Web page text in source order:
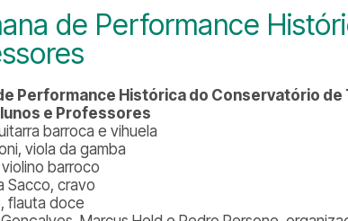
trabalhe
de Performance
Performance Histórica do Conservatório de
e Professores
barroca e vihuela
viola da gamba
barroco
Sacco, cravo
flauta doce